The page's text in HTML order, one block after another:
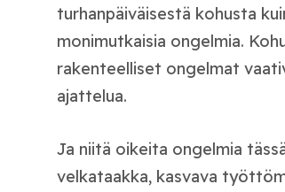
turhanpäiväisestä kohusta
monimutkaisia ongelmia.
rakenteelliset ongelmat
ajattelua.
Ja niitä oikeita ongelmia
velkataakka, kasvava